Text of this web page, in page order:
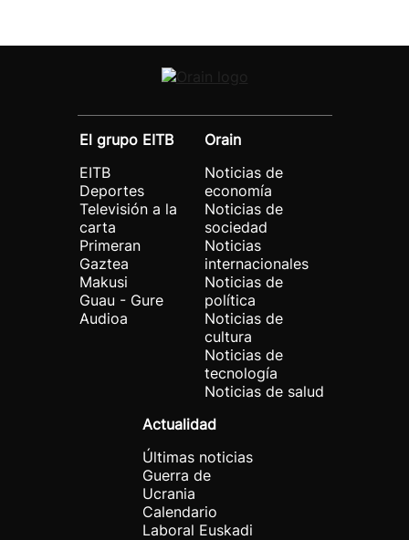
El grupo EITB
EITB
Deportes
Televisión a la
carta
Primeran
Gaztea
Makusi
Guau - Gure
Audioa
Orain
Noticias de
economía
Noticias de
sociedad
Noticias
internacionales
Noticias de
política
Noticias de
cultura
Noticias de
tecnología
Noticias de salud
Actualidad
Últimas noticias
Guerra de
Ucrania
Calendario
Laboral Euskadi